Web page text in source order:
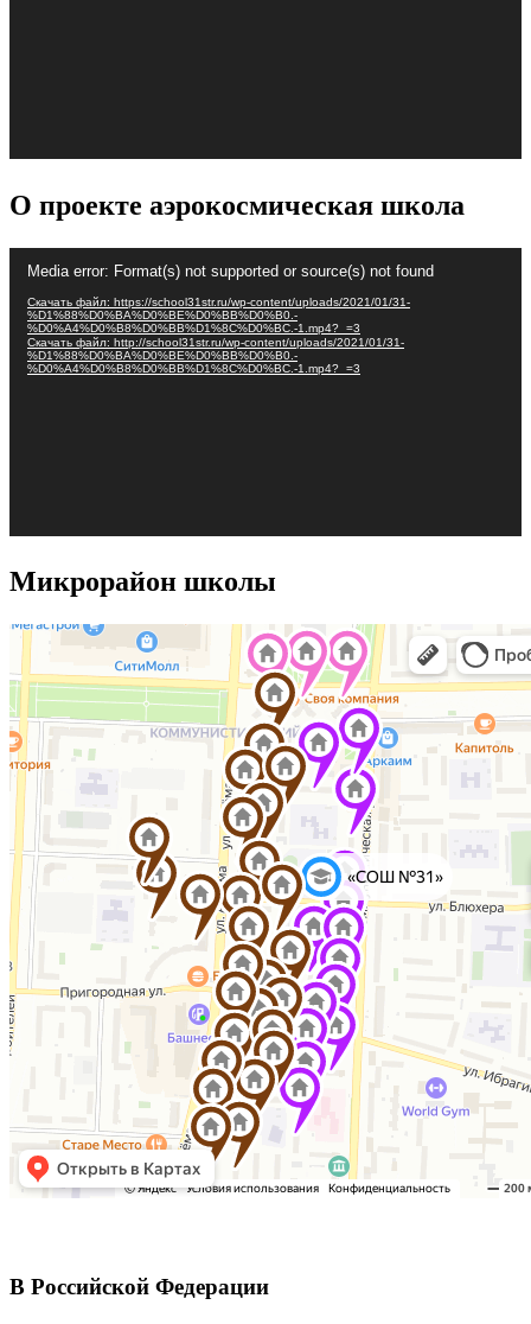
О проекте аэрокосмическая школа
Видеоплеер
Media error: Format(s) not supported or source(s) not found
Скачать файл: https://school31str.ru/wp-content/uploads/2021/01/31-
%D1%88%D0%BA%D0%BE%D0%BB%D0%B0.-
%D0%A4%D0%B8%D0%BB%D1%8C%D0%BC.-1.mp4?_=3
Скачать файл: http://school31str.ru/wp-content/uploads/2021/01/31-
%D1%88%D0%BA%D0%BE%D0%BB%D0%B0.-
%D0%A4%D0%B8%D0%BB%D1%8C%D0%BC.-1.mp4?_=3
Микрорайон школы
В Российской Федерации